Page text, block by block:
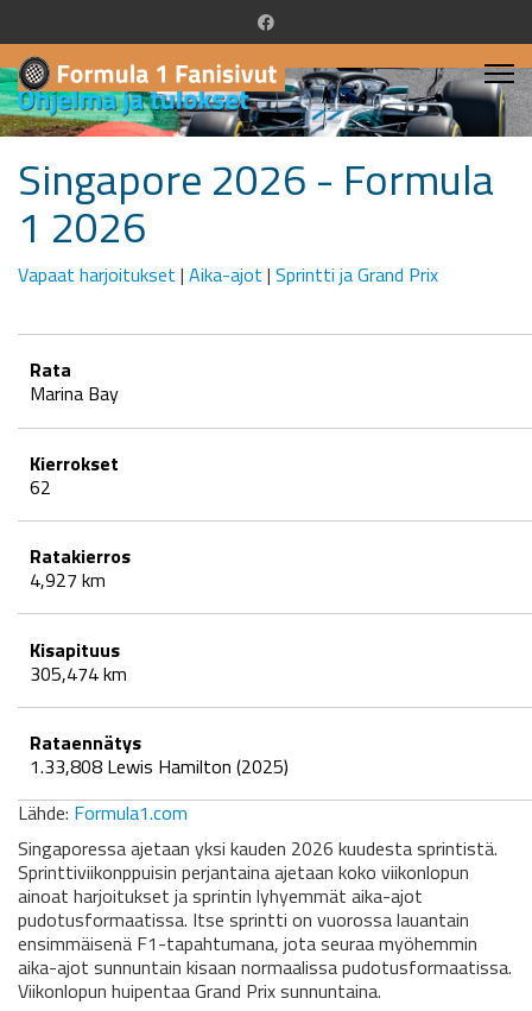
Singapore 2026 - Formula
1 2026
Vapaat harjoitukset | Aika-ajot | Sprintti ja Grand Prix
Rata
Marina Bay
Kierrokset
62
Ratakierros
4,927 km
Kisapituus
305,474 km
Rataennätys
1.33,808 Lewis Hamilton (2025)
Lähde: Formula1.com
Singaporessa ajetaan yksi kauden 2026 kuudesta sprintistä.
Sprinttiviikonppuisin perjantaina ajetaan koko viikonlopun
ainoat harjoitukset ja sprintin lyhyemmät aika-ajot
pudotusformaatissa. Itse sprintti on vuorossa lauantain
ensimmäisenä F1-tapahtumana, jota seuraa myöhemmin
aika-ajot sunnuntain kisaan normaalissa pudotusformaatissa.
Viikonlopun huipentaa Grand Prix sunnuntaina.